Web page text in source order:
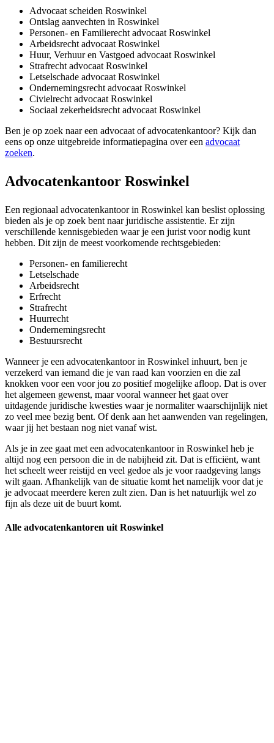
Advocaat scheiden Roswinkel
Ontslag aanvechten in Roswinkel
Personen- en Familierecht advocaat Roswinkel
Arbeidsrecht advocaat Roswinkel
Huur, Verhuur en Vastgoed advocaat Roswinkel
Strafrecht advocaat Roswinkel
Letselschade advocaat Roswinkel
Ondernemingsrecht advocaat Roswinkel
Civielrecht advocaat Roswinkel
Sociaal zekerheidsrecht advocaat Roswinkel
Ben je op zoek naar een advocaat of advocatenkantoor? Kijk dan
eens op onze uitgebreide informatiepagina over een advocaat
zoeken.
Advocatenkantoor Roswinkel
Een regionaal advocatenkantoor in Roswinkel kan beslist oplossing
bieden als je op zoek bent naar juridische assistentie. Er zijn
verschillende kennisgebieden waar je een jurist voor nodig kunt
hebben. Dit zijn de meest voorkomende rechtsgebieden:
Personen- en familierecht
Letselschade
Arbeidsrecht
Erfrecht
Strafrecht
Huurrecht
Ondernemingsrecht
Bestuursrecht
Wanneer je een advocatenkantoor in Roswinkel inhuurt, ben je
verzekerd van iemand die je van raad kan voorzien en die zal
knokken voor een voor jou zo positief mogelijke afloop. Dat is over
het algemeen gewenst, maar vooral wanneer het gaat over
uitdagende juridische kwesties waar je normaliter waarschijnlijk niet
zo veel mee bezig bent. Of denk aan het aanwenden van regelingen,
waar jij het bestaan nog niet vanaf wist.
Als je in zee gaat met een advocatenkantoor in Roswinkel heb je
altijd nog een persoon die in de nabijheid zit. Dat is efficiënt, want
het scheelt weer reistijd en veel gedoe als je voor raadgeving langs
wilt gaan. Afhankelijk van de situatie komt het namelijk voor dat je
je advocaat meerdere keren zult zien. Dan is het natuurlijk wel zo
fijn als deze uit de buurt komt.
Alle advocatenkantoren uit Roswinkel